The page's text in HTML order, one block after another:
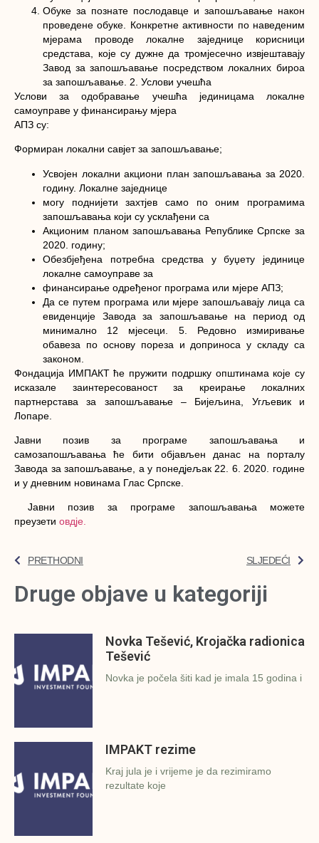
Обуке за познате послодавце и запошљавање након
проведене обуке. Конкретне активности по наведеним
мјерама проводе локалне заједнице корисници
средстава, које су дужне да тромјесечно извјештавају
Завод за запошљавање посредством локалних бироа
за запошљавање. 2. Услови учешћа
Услови за одобравање учешћа јединицама локалне
самоуправе у финансирању мјера
АПЗ су:
Формиран локални савјет за запошљавање;
Усвојен локални акциони план запошљавања за 2020.
годину. Локалне заједнице
могу поднијети захтјев само по оним програмима
запошљавања који су усклађени са
Акционим планом запошљавања Републике Српске за
2020. годину;
Обезбјеђена потребна средства у буџету јединице
локалне самоуправе за
финансирање одређеног програма или мјере АПЗ;
Да се путем програма или мјере запошљавају лица са
евиденције Завода за запошљавање на период од
минимално 12 мјесеци. 5. Редовно измиривање
обавеза по основу пореза и доприноса у складу са
законом.
Фондација ИМПАКТ ће пружити подршку општинама које су
исказале заинтересованост за креирање локалних
партнерстава за запошљавање – Бијељина, Угљевик и
Лопаре.
Јавни позив за програме запошљавања и
самозапошљавања ће бити објављен данас на порталу
Завода за запошљавање, а у понедјељак 22. 6. 2020. године
и у дневним новинама Глас Српске.
Јавни позив за програме запошљавања можете
преузети овдје.
PRETHODNI SLJEDEĆI
Druge objave u kategoriji
Novka Tešević, Krojačka radionica
Tešević
Novka je počela šiti kad je imala 15 godina i
IMPAKT rezime
Kraj jula je i vrijeme je da rezimiramo
rezultate koje